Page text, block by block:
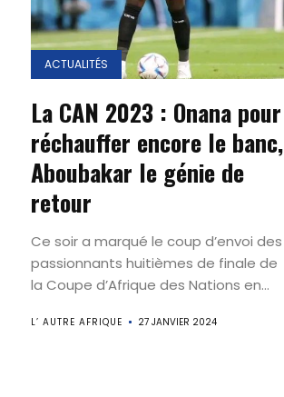
ACTUALITÉS
La CAN 2023 : Onana pour
réchauffer encore le banc,
Aboubakar le génie de
retour
Ce soir a marqué le coup d’envoi des
passionnants huitièmes de finale de
la Coupe d’Afrique des Nations en...
L’ AUTRE AFRIQUE 27 JANVIER 2024